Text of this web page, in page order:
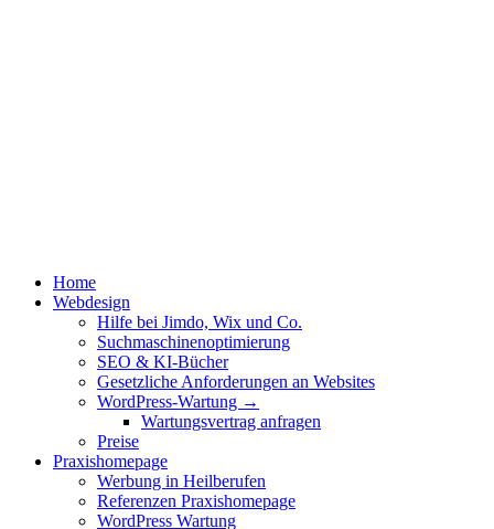
Home
Webdesign
Hilfe bei Jimdo, Wix und Co.
Suchmaschinen­optimierung
SEO & KI-Bücher
Gesetzliche Anforderungen an Websites
WordPress-Wartung →
Wartungsvertrag anfragen
Preise
Praxishomepage
Werbung in Heilberufen
Referenzen Praxishomepage
WordPress Wartung